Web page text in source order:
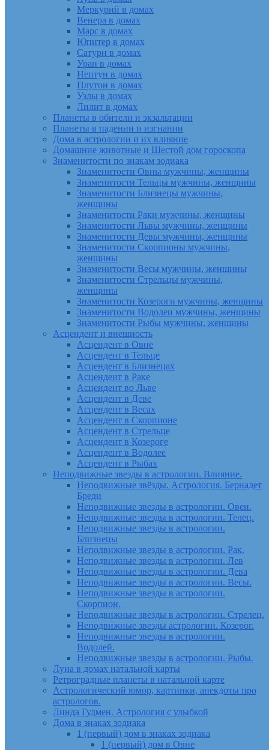
Меркурий в домах
Венера в домах
Марс в домах
Юпитер в домах
Сатурн в домах
Уран в домах
Нептун в домах
Плутон в домах
Узлы в домах
Лилит в домах
Планеты в обители и экзальтации
Планеты в падении и изгнании
Дома в астрологии и их влияние
Домашние животные и Шестой дом гороскопа
Знаменитости по знакам зодиака
Знаменитости Овны мужчины, женщины
Знаменитости Тельцы мужчины, женщины
Знаменитости Близнецы мужчины,
женщины
Знаменитости Раки мужчины, женщины
Знаменитости Львы мужчины, женщины
Знаменитости Девы мужчины, женщины
Знаменитости Скорпионы мужчины,
женщины
Знаменитости Весы мужчины, женщины
Знаменитости Стрельцы мужчины,
женщины
Знаменитости Козероги мужчины, женщины
Знаменитости Водолеи мужчины, женщины
Знаменитости Рыбы мужчины, женщины
Асцендент и внешность
Асцендент в Овне
Асцендент в Тельце
Асцендент в Близнецах
Асцендент в Раке
Асцендент во Льве
Асцендент в Деве
Асцендент в Весах
Асцендент в Скорпионе
Асцендент в Стрельце
Асцендент в Козероге
Асцендент в Водолее
Асцендент в Рыбах
Неподвижные звезды в астрологии. Влияние.
Неподвижные звёзды. Астрология. Бернадет
Бреди
Неподвижные звезды в астрологии. Овен.
Неподвижные звезды в астрологии. Телец.
Неподвижные звезды в астрологии.
Близнецы
Неподвижные звезды в астрологии. Рак.
Неподвижные звезды в астрологии. Лев
Неподвижные звезды в астрологии. Дева
Неподвижные звезды в астрологии. Весы.
Неподвижные звезды в астрологии.
Скорпион.
Неподвижные звезды в астрологии. Стрелец.
Неподвижные звезды астрологии. Козерог.
Неподвижные звезды в астрологии.
Водолей.
Неподвижные звезды в астрологии. Рыбы.
Луна в домах натальной карты
Ретроградные планеты в натальной карте
Астрологический юмор, картинки, анекдоты про
астрологов.
Линда Гудмен. Астрология с улыбкой
Дома в знаках зодиака
1 (первый) дом в знаках зодиака
1 (первый) дом в Овне